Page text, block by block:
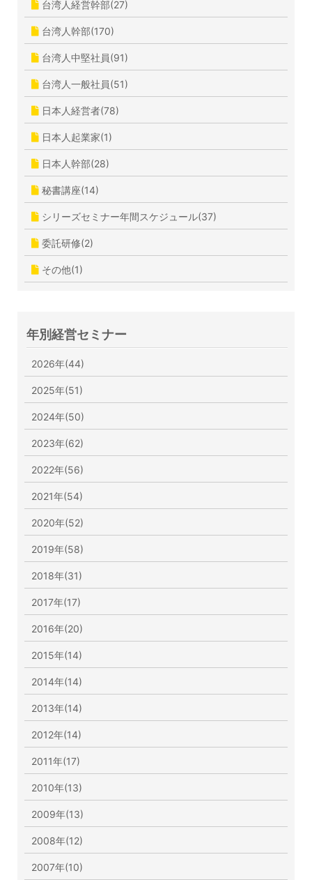
台湾人経営幹部(27)
台湾人幹部(170)
台湾人中堅社員(91)
台湾人一般社員(51)
日本人経営者(78)
日本人起業家(1)
日本人幹部(28)
秘書講座(14)
シリーズセミナー年間スケジュール(37)
委託研修(2)
その他(1)
年別経営セミナー
2026年(44)
2025年(51)
2024年(50)
2023年(62)
2022年(56)
2021年(54)
2020年(52)
2019年(58)
2018年(31)
2017年(17)
2016年(20)
2015年(14)
2014年(14)
2013年(14)
2012年(14)
2011年(17)
2010年(13)
2009年(13)
2008年(12)
2007年(10)